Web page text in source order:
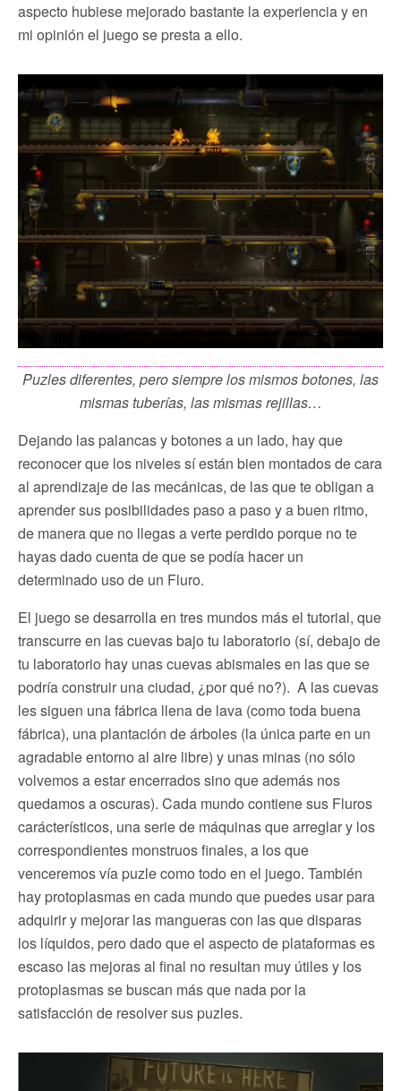
aspecto hubiese mejorado bastante la experiencia y en
mi opinión el juego se presta a ello.
Puzles diferentes, pero siempre los mismos botones, las
mismas tuberías, las mismas rejillas…
Dejando las palancas y botones a un lado, hay que
reconocer que los niveles sí están bien montados de cara
al aprendizaje de las mecánicas, de las que te obligan a
aprender sus posibilidades paso a paso y a buen ritmo,
de manera que no llegas a verte perdido porque no te
hayas dado cuenta de que se podía hacer un
determinado uso de un Fluro.
El juego se desarrolla en tres mundos más el tutorial, que
transcurre en las cuevas bajo tu laboratorio (sí, debajo de
tu laboratorio hay unas cuevas abismales en las que se
podría construir una ciudad, ¿por qué no?). A las cuevas
les siguen una fábrica llena de lava (como toda buena
fábrica), una plantación de árboles (la única parte en un
agradable entorno al aire libre) y unas minas (no sólo
volvemos a estar encerrados sino que además nos
quedamos a oscuras). Cada mundo contiene sus Fluros
carácterísticos, una serie de máquinas que arreglar y los
correspondientes monstruos finales, a los que
venceremos vía puzle como todo en el juego. También
hay protoplasmas en cada mundo que puedes usar para
adquirir y mejorar las mangueras con las que disparas
los líquidos, pero dado que el aspecto de plataformas es
escaso las mejoras al final no resultan muy útiles y los
protoplasmas se buscan más que nada por la
satisfacción de resolver sus puzles.